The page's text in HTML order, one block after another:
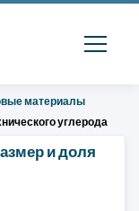
материалы
углерода
и доля